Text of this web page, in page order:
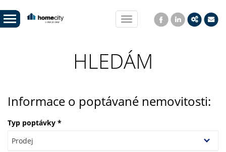
Toggle
navigation
HLEDÁM
Informace o poptávané nemovitosti:
Typ poptávky *